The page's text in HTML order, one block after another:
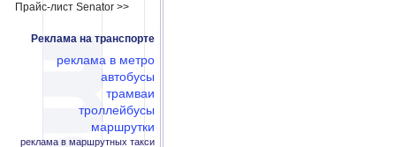
Прайс-лист Senator >>
Реклама на транспорте
реклама в метро
автобусы
трамваи
троллейбусы
маршрутки
реклама в маршрутных такси